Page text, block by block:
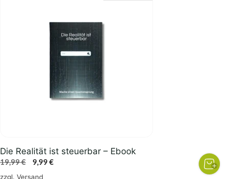
Die Realität ist steuerbar – Ebook
19,99€
Ursprünglicher
Preis
9,99€Aktueller
zzgl. Versand